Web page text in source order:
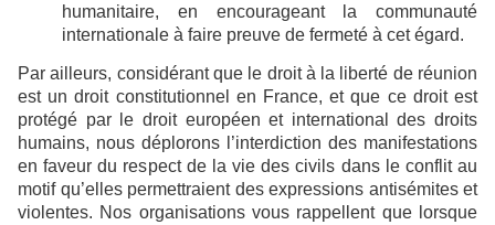
humanitaire, en encourageant la communauté
internationale à faire preuve de fermeté à cet égard.
Par ailleurs, considérant que le droit à la liberté de réunion
est un droit constitutionnel en France, et que ce droit est
protégé par le droit européen et international des droits
humains, nous déplorons l’interdiction des manifestations
en faveur du respect de la vie des civils dans le conflit au
motif qu’elles permettraient des expressions antisémites et
violentes. Nos organisations vous rappellent que lorsque